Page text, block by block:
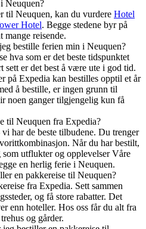
Neuquen?
til Neuquen, kan du vurdere Hotel
Hotel. Begge stedene byr på
mange reisende.
bestille ferien min i Neuquen?
hva som er det beste tidspunktet
er det best å være ute i god tid.
på Expedia kan bestilles opptil et år
å bestille, er ingen grunn til
noen ganger tilgjengelig kun få
til Neuquen fra Expedia?
har de beste tilbudene. Du trenger
Når du har bestilt,
utflukter og opplevelser Våre
en herlig ferie i Neuquen.
en pakkereise til Neuquen?
fra Expedia. Sett sammen
og få store rabatter. Det
enn hoteller. Hos oss får du alt fra
og gårder.